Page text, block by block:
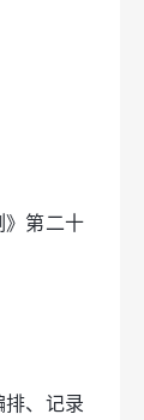
》第二十
、记录